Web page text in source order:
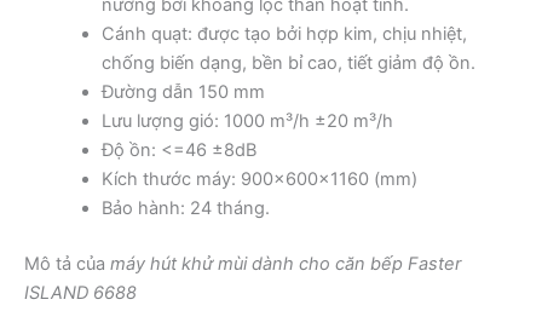
nướng bởi khoang lọc than hoạt tính.
Cánh quạt: được tạo bởi hợp kim, chịu nhiệt,
chống biến dạng, bền bỉ cao, tiết giảm độ ồn.
Đường dẫn 150 mm
Lưu lượng gió: 1000 m³/h ±20 m³/h
Độ ồn: <=46 ±8dB
Kích thước máy: 900x600x1160 (mm)
Bảo hành: 24 tháng.
Mô tả của máy hút khử mùi dành cho căn bếp Faster
ISLAND 6688